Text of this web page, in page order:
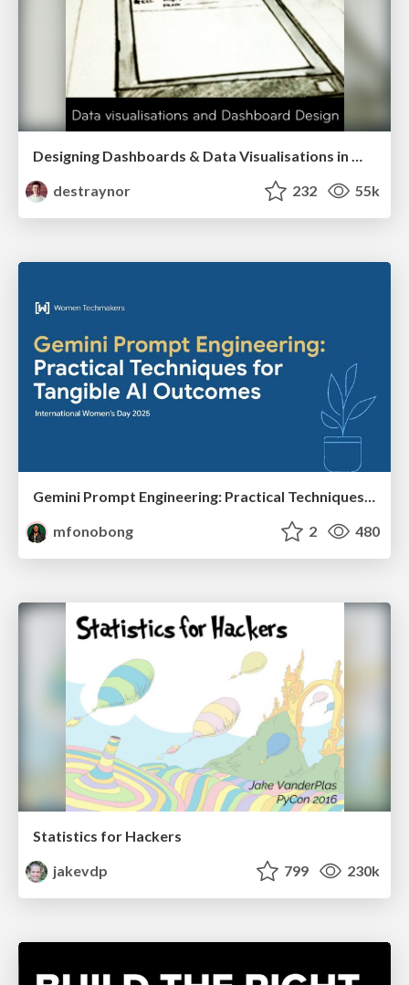
Designing Dashboards & Data Visualisations in Web Apps
destraynor
232 55k
mfonobong
2 480
Statistics for Hackers
jakevdp
799 230k